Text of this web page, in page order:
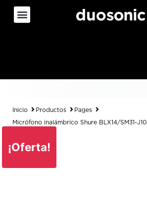
Inicio Productos Pages
Micrófono inalámbrico Shure BLX14/SM31-J10
¡Oferta!